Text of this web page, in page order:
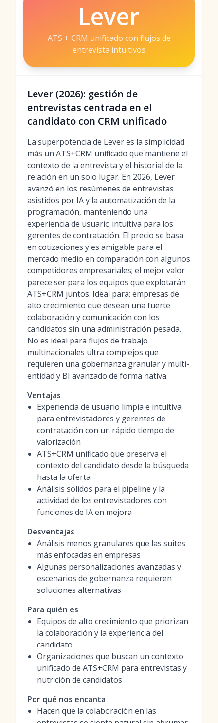
Lever
ATS + CRM unificado con flujos de
entrevista intuitivos
Lever (2026): gestión de
entrevistas centrada en el
candidato con CRM unificado
La superpotencia de Lever es la simplicidad
más un ATS+CRM unificado que mantiene el
contexto de la entrevista y el historial de la
relación en un solo lugar. En 2026, Lever
avanzó en los resúmenes de entrevistas
asistidos por IA y la automatización de la
programación, manteniendo una
experiencia de usuario intuitiva para los
gerentes de contratación. El precio se basa
en cotizaciones y es amigable para el
mercado medio en comparación con algunos
competidores empresariales; el mejor valor
parece ser para los equipos que explotarán
ATS+CRM juntos. Ideal para: empresas de
alto crecimiento que desean una fuerte
colaboración y comunicación con los
candidatos sin una administración pesada.
No es ideal para flujos de trabajo
multinacionales ultra complejos que
requieren una gobernanza granular y multi-
entidad y BI avanzado de forma nativa.
Ventajas
Experiencia de usuario limpia e intuitiva
para entrevistadores y gerentes de
contratación con un rápido tiempo de
valorización
ATS+CRM unificado que preserva el
contexto del candidato desde la búsqueda
hasta la oferta
Análisis sólidos para el pipeline y la
actividad de los entrevistadores con
funciones de IA en mejora
Desventajas
Análisis menos granulares que las suites
más enfocadas en empresas
Algunas personalizaciones avanzadas y
escenarios de gobernanza requieren
soluciones alternativas
Para quién es
Equipos de alto crecimiento que priorizan
la colaboración y la experiencia del
candidato
Organizaciones que buscan un contexto
unificado de ATS+CRM para entrevistas y
nutrición de candidatos
Por qué nos encanta
Hacen que la colaboración en las